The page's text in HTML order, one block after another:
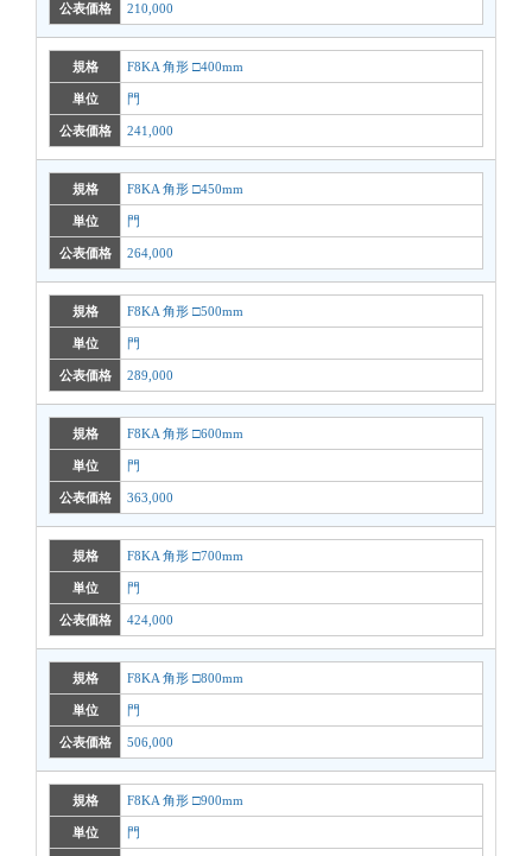
公表価格 210,000
規格 F8KA 角形 □400mm
単位 門
公表価格 241,000
規格 F8KA 角形 □450mm
単位 門
公表価格 264,000
規格 F8KA 角形 □500mm
単位 門
公表価格 289,000
規格 F8KA 角形 □600mm
単位 門
公表価格 363,000
規格 F8KA 角形 □700mm
単位 門
公表価格 424,000
規格 F8KA 角形 □800mm
単位 門
公表価格 506,000
規格 F8KA 角形 □900mm
単位 門